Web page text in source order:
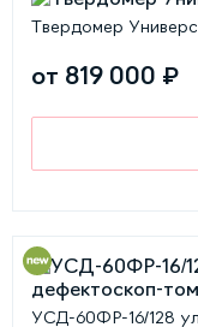
Твердомер
от 819 000 ₽
УСД-60ФР-16/128